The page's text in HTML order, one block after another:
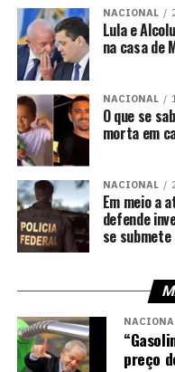
NACIONAL
Lula e
na casa de
NACIONAL
O que se
morta em
NACIONAL
Em meio a
defende
se
preço